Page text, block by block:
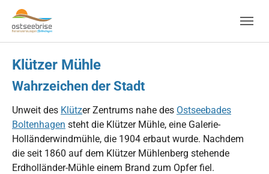
Skip to main navigation
Zum Hauptinhalt springen
Skip to page footer
Klützer Mühle
Wahrzeichen der Stadt
Unweit des Klützer Zentrums nahe des Ostseebades
Boltenhagen steht die Klützer Mühle, eine Galerie-
Holländerwindmühle, die 1904 erbaut wurde. Nachdem
die seit 1860 auf dem Klützer Mühlenberg stehende
Erdholländer-Mühle einem Brand zum Opfer fiel.